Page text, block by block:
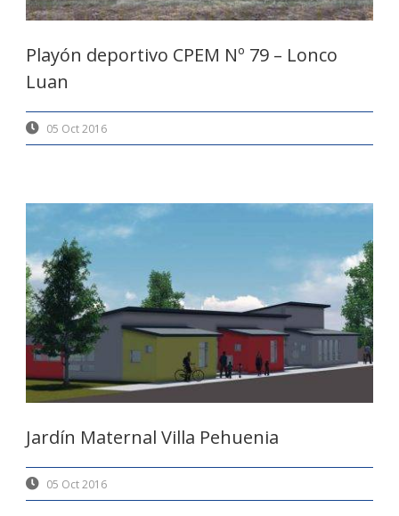
Playón deportivo CPEM Nº 79 – Lonco
Luan
05 Oct 2016
Jardín Maternal Villa Pehuenia
05 Oct 2016